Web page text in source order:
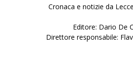
Cronaca e notizie da
Editore: Dario De
Direttore responsabile: